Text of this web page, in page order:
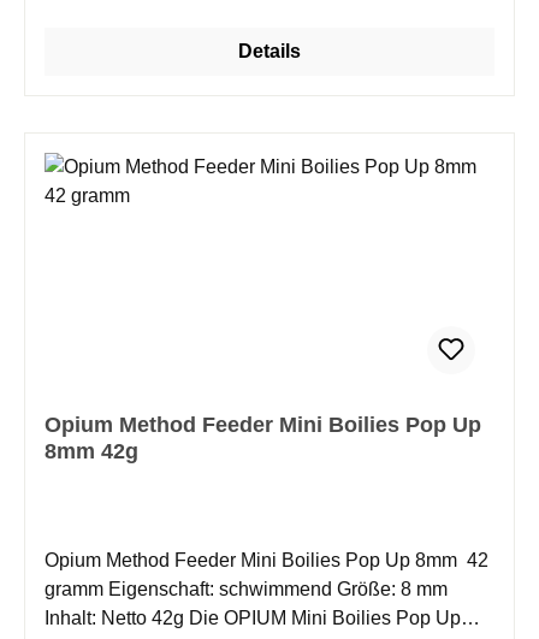
Details
Opium Method Feeder Mini Boilies Pop Up
8mm 42g
Opium Method Feeder Mini Boilies Pop Up 8mm 42
gramm Eigenschaft: schwimmend Größe: 8 mm
Inhalt: Netto 42g Die OPIUM Mini Boilies Pop Up